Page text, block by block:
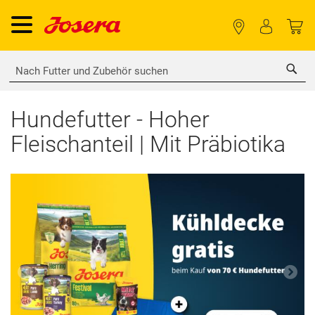
Hundefutter - Hoher
Fleischanteil | Mit Präbiotika